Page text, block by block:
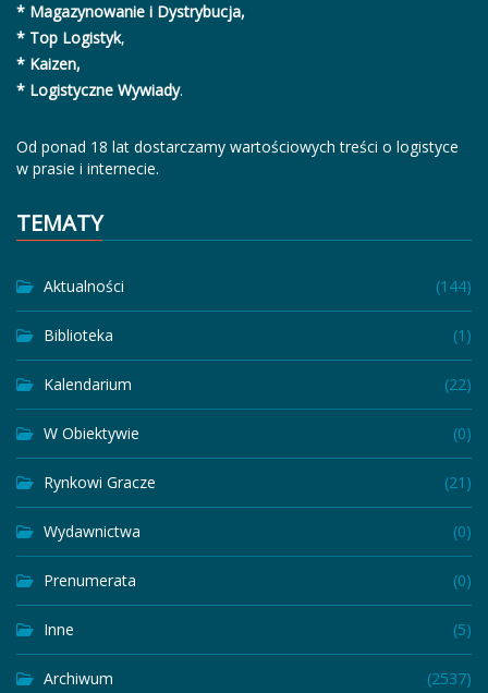
* Magazynowanie i Dystrybucja,
* Top Logistyk,
* Kaizen,
* Logistyczne Wywiady.
Od ponad 18 lat dostarczamy wartościowych treści o logistyce
w prasie i internecie.
TEMATY
Aktualności (144)
Biblioteka (1)
Kalendarium (22)
W Obiektywie (0)
Rynkowi Gracze (21)
Wydawnictwa (0)
Prenumerata (0)
Inne (5)
Archiwum (2537)